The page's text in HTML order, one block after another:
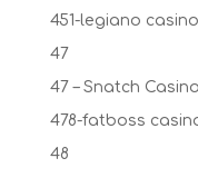
451-legiano casino
47
47 – Snatch
478-fatboss
48